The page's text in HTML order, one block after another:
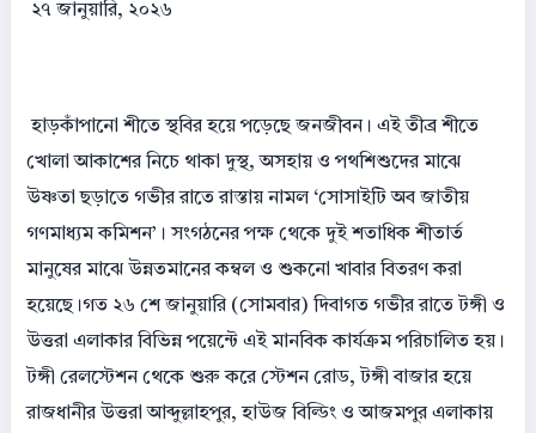
২৭ জানুয়ারি, ২০২৬
হাড়কাঁপানো শীতে স্থবির হয়ে পড়েছে জনজীবন। এই তীব্র শীতে
খোলা আকাশের নিচে থাকা দুস্থ, অসহায় ও পথশিশুদের মাঝে
উষ্ণতা ছড়াতে গভীর রাতে রাস্তায় নামল ‘সোসাইটি অব জাতীয়
গণমাধ্যম কমিশন’। সংগঠনের পক্ষ থেকে দুই শতাধিক শীতার্ত
মানুষের মাঝে উন্নতমানের কম্বল ও শুকনো খাবার বিতরণ করা
হয়েছে।​গত ২৬ শে জানুয়ারি (সোমবার) দিবাগত গভীর রাতে টঙ্গী ও
উত্তরা এলাকার বিভিন্ন পয়েন্টে এই মানবিক কার্যক্রম পরিচালিত হয়।
টঙ্গী রেলস্টেশন থেকে শুরু করে স্টেশন রোড, টঙ্গী বাজার হয়ে
রাজধানীর উত্তরা আব্দুল্লাহপুর, হাউজ বিল্ডিং ও আজমপুর এলাকায়